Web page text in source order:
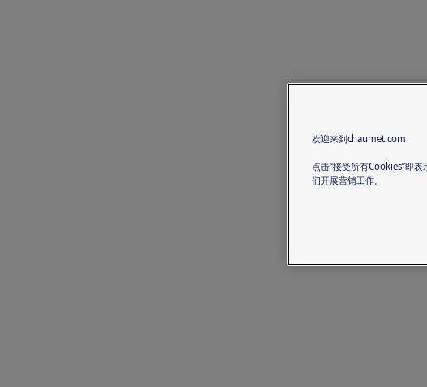
欢迎来到chaumet.com
点击“接受所有Cookies”即
们开展营销工作。